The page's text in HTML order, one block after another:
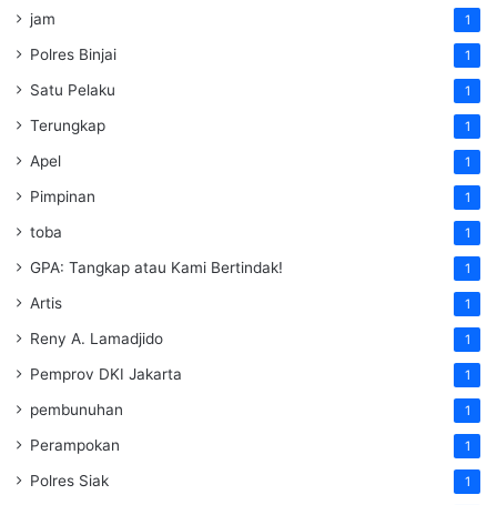
jam 1
Polres Binjai 1
Satu Pelaku 1
Terungkap 1
Apel 1
Pimpinan 1
toba 1
GPA: Tangkap atau Kami Bertindak! 1
Artis 1
Reny A. Lamadjido 1
Pemprov DKI Jakarta 1
pembunuhan 1
Perampokan 1
Polres Siak 1